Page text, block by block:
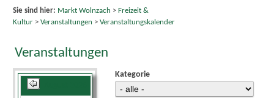
Sie sind hier: Markt Wolnzach > Freizeit &
Kultur> Veranstaltungen > Veranstaltungskalender
Veranstaltungen
Kategorie